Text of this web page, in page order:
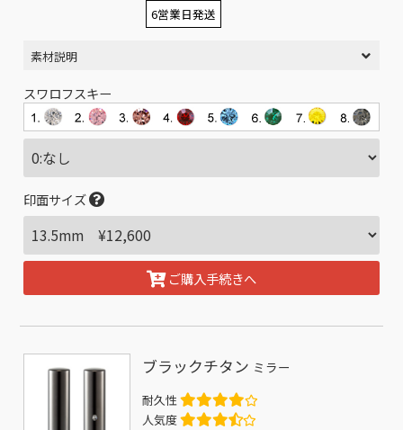
6営業日発送
素材説明
スワロフスキー
印面サイズ
ご購入手続きへ
ブラックチタン ミラー
耐久性
人気度